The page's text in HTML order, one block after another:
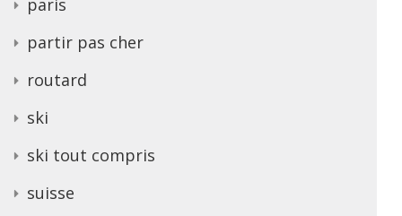
partir pas cher
routard
ski
ski tout compris
suisse